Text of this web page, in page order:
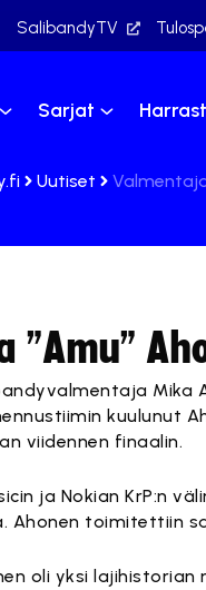
SalibandyTV
Sarjat
Uutiset
”Amu”
Mika
kuulunut
viidennen finaalin.
ja Nokian KrP:n
Ahonen toimitettiin
oli yksi